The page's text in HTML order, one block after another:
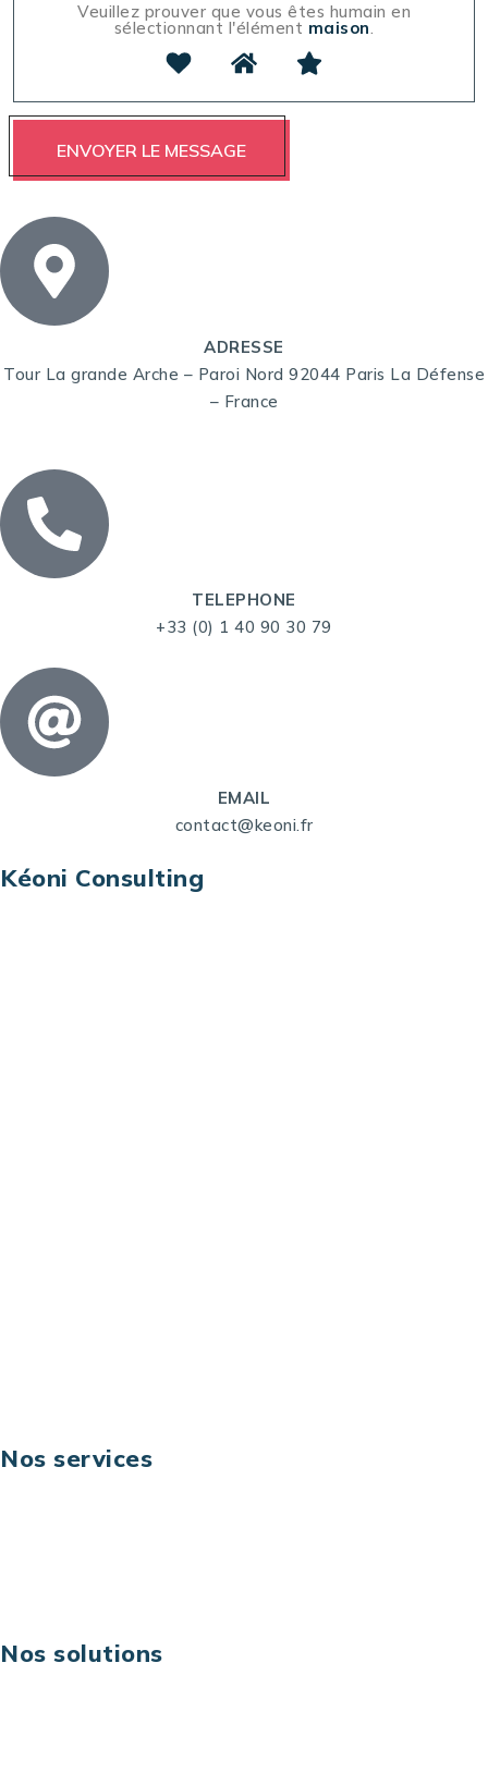
Veuillez prouver que vous êtes humain en
sélectionnant l'élément maison.
ADRESSE
Tour La grande Arche – Paroi Nord 92044 Paris La Défense
– France
TELEPHONE
+33 (0) 1 40 90 30 79
EMAIL
contact@keoni.fr
Kéoni Consulting
Nos services
Nos solutions